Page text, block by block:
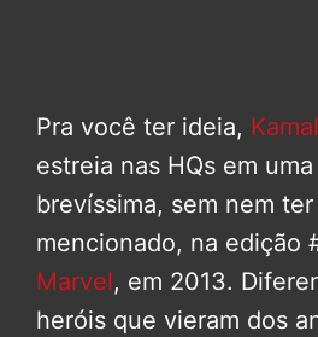
Pra você ter ideia,
estreia nas HQs em
brevíssima, sem nem
mencionado, na edição
Marvel, em 2013.
heróis que vieram dos